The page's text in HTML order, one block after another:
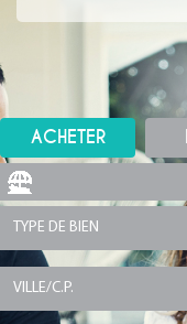
ACHETER
TYPE DE BIEN
VILLE/C.P.